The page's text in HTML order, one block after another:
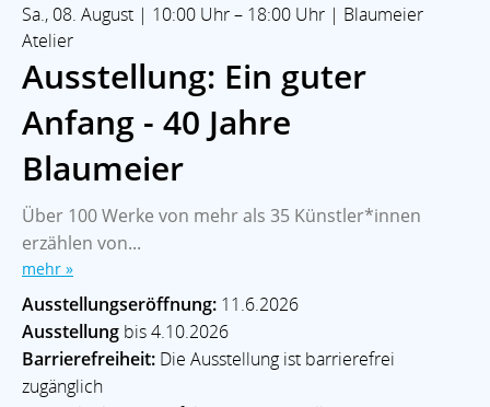
Sa., 08. August | 10:00 Uhr – 18:00 Uhr | Blaumeier
Atelier
Ausstellung: Ein guter
Anfang - 40 Jahre
Blaumeier
Über 100 Werke von mehr als 35 Künstler*innen
erzählen von...
mehr »
Ausstellungseröffnung: 11.6.2026
Ausstellung bis 4.10.2026
Barrierefreiheit: Die Ausstellung ist barrierefrei
zugänglich